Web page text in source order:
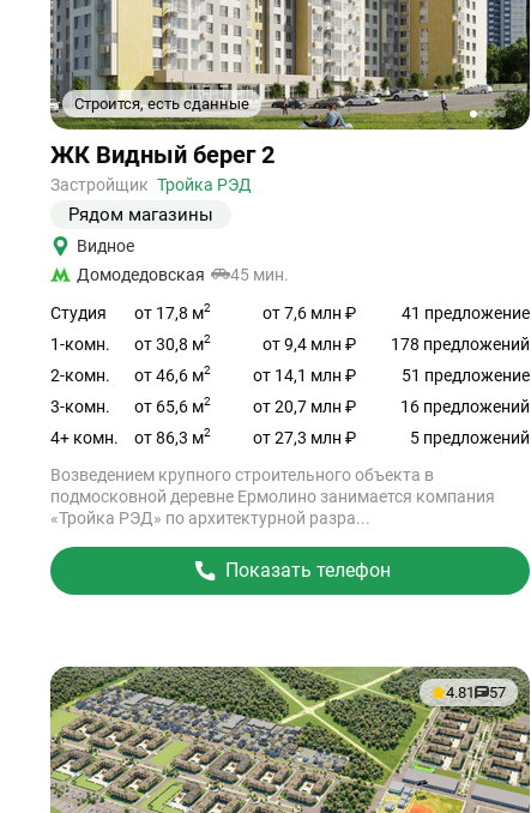
Строится, есть сданные
12345
Ссылка
на
объект
ЖК Видный берег 2
Застройщик Тройка РЭД
Рядом магазины
Видное
Домодедовская
45 мин.
Студия от 17,8 м2 от 7,6 млн ₽
41 предложение
1-комн.
от 30,8 м2 от 9,4 млн ₽
178 предложений
2-комн.
от 46,6 м2 от 14,1 млн ₽
51 предложение
3-комн.
от 65,6 м2 от 20,7 млн ₽
16 предложений
4+ комн.
от 86,3 м2 от 27,3 млн ₽
5 предложений
Возведением крупного строительного объекта в
подмосковной деревне Ермолино занимается компания
«Тройка РЭД» по архитектурной разра...
Показать телефон
4.81 57